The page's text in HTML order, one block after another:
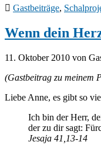
Gastbeiträge,
Wenn dein
11. Oktober 2010 von
(Gastbeitrag zu meinem
Liebe Anne, es gibt so
Ich bin der Herr,
der zu dir sagt:
Jesaja 41,13-14